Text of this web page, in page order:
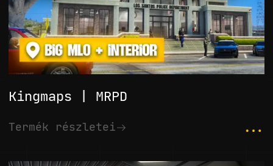
Kingmaps | MRPD
Termék részletei ...